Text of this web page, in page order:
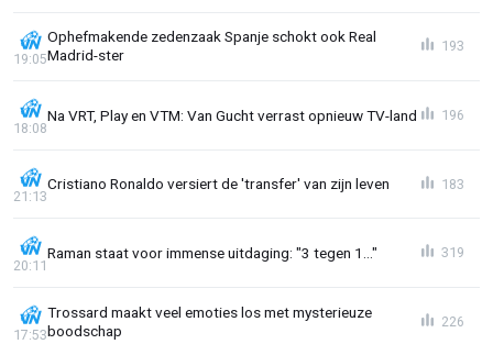
Ophefmakende zedenzaak Spanje schokt ook Real
Madrid-ster
19:05
193
Na VRT, Play en VTM: Van Gucht verrast opnieuw TV-land
18:08
196
Cristiano Ronaldo versiert de 'transfer' van zijn leven
21:13
183
Raman staat voor immense uitdaging: "3 tegen 1..."
20:11
319
Trossard maakt veel emoties los met mysterieuze
boodschap
17:53
226